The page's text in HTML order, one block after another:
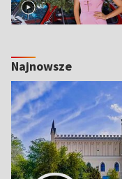
Najnowsze